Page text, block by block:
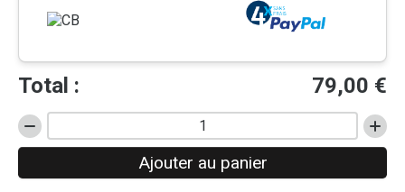
Total : 79,00 €
quantité
de
Ajouter au panier